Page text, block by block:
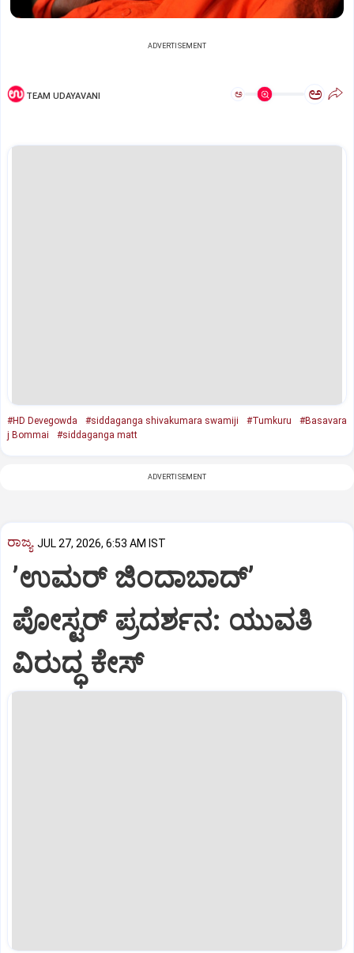
ADVERTISEMENT
TEAM UDAYAVANI ಅ ಅ
#HD Devegowda #siddaganga shivakumara swamiji #Tumkuru
#Basavara
j Bommai
#siddaganga matt
ADVERTISEMENT
ರಾಜ್ಯ JUL 27, 2026, 6:53 AM IST
ʼಉಮರ್ ಜಿಂದಾಬಾದ್‌’
ಪೋಸ್ಟರ್‌ ಪ್ರದರ್ಶನ: ಯುವತಿ
ವಿರುದ್ಧ ಕೇಸ್